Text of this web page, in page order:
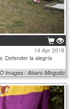
14 Apr 2018
Defender la alegría
Images / Alvaro Minguito